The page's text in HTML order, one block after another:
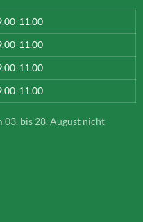
11.00
11.00
11.00
11.00
03. bis 28. August nicht